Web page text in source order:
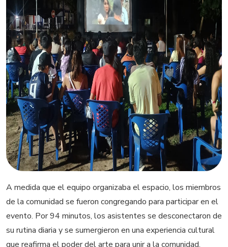
A medida que el equipo organizaba el espacio, los miembros
de la comunidad se fueron congregando para participar en el
evento. Por 94 minutos, los asistentes se desconectaron de
su rutina diaria y se sumergieron en una experiencia cultural
que reafirma el poder del arte para unir a la comunidad.